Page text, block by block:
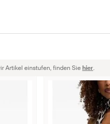
Artikel einstufen, finden Siehier.